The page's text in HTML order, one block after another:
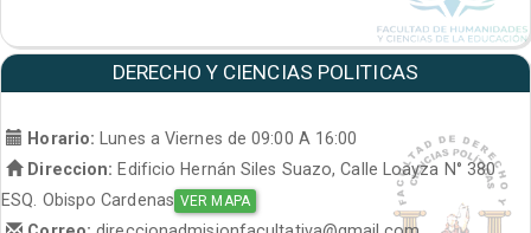
DERECHO Y CIENCIAS POLITICAS
Horario:
Lunes a Viernes de 09:00 A 16:00
Direccion: Edificio Hernán Siles Suazo, Calle Loayza N° 380
ESQ. Obispo Cardenas VER MAPA